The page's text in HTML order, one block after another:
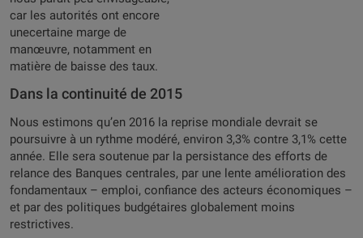
car les autorités ont encore
unecertaine marge de
manœuvre, notamment en
matière de baisse des taux.
Dans la continuité de 2015
Nous estimons qu’en 2016 la reprise mondiale devrait se
poursuivre à un rythme modéré, environ 3,3% contre 3,1% cette
année. Elle sera soutenue par la persistance des efforts de
relance des Banques centrales, par une lente amélioration des
fondamentaux – emploi, confiance des acteurs économiques –
et par des politiques budgétaires globalement moins
restrictives.